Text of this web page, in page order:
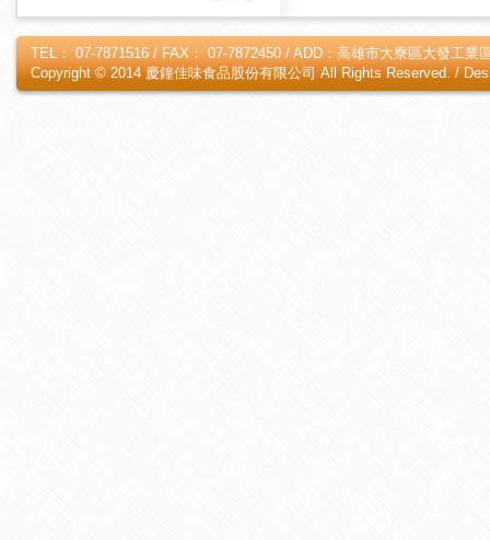
TEL： 07-7871516 / FAX： 07-7872450 / ADD：高雄市大寮區大發工業
Copyright © 2014 慶鐘佳味食品股份有限公司 All Rights Reserved. /